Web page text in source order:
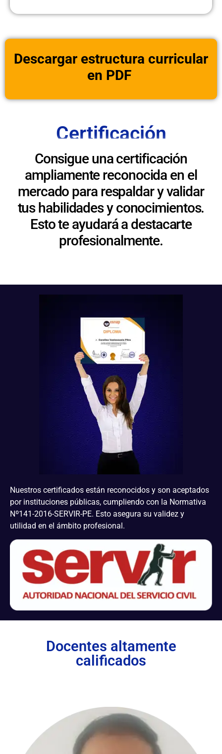
Descargar estructura curricular
en PDF
Certificación
Consigue una certificación
ampliamente reconocida en el
mercado para respaldar y validar
tus habilidades y conocimientos.
Esto te ayudará a destacarte
profesionalmente.
Nuestros certificados están reconocidos y son aceptados
por instituciones públicas, cumpliendo con la Normativa
Nº141-2016-SERVIR-PE. Esto asegura su validez y
utilidad en el ámbito profesional.
Docentes altamente
calificados